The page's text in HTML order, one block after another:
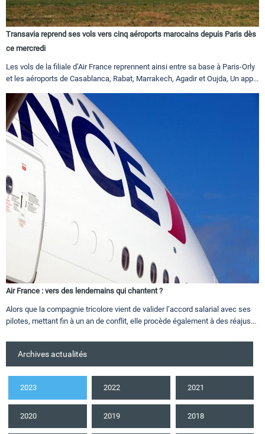
Transavia reprend ses vols vers cinq aéroports marocains depuis Paris dès
ce mercredi
Les vols de la filiale d’Air France reprennent ainsi entre sa base à Paris-Orly
et les aéroports de Casablanca, Rabat, Marrakech, Agadir et Oujda, Un app...
Air France : vers des lendemains qui chantent ?
Alors que la compagnie tricolore vient de valider l’accord salarial avec ses
pilotes, mettant fin à un an de conflit, elle procède également à des réajus...
Archives actualités
2023 2022 2021
2020 2019 2018